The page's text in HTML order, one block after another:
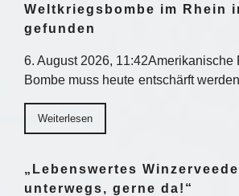
Weltkriegsbombe im Rhein
gefunden
6. August 2026, 11:42Amerikanische
Bombe muss heute entschärft
Weiterlesen
„Lebenswertes
unterwegs, gerne da!“